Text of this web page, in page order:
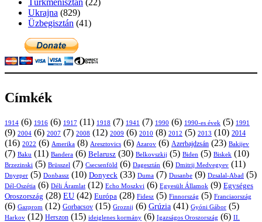
Ukrajna (829)
Üzbegisztán (41)
Címkék
1914 (6) 1916 (6) 1917 (11) 1918 (7) 1941 (7) 1990 (6) 1990-es évek (5) 1991
(9) 2004 (6) 2007 (7) 2008 (12) 2009 (6) 2010 (8) 2012 (5) 2013 (10) 2014
(16) 2022 (6) Amerika (8) Aresztovics (6) Azarov (6) Azerbajdzsán (23) Bakijev
(7) Baku (11) Bandera (6) Belarusz (30) Belkovszkij (5) Biden (5) Biskek (10)
Brzezinski (5) Brüsszel (7) Csecsenföld (6) Dagesztán (6) Dmitrij Medvegyev (11)
Dnyeper (5) Donbassz (10) Donyeck (33) Duma (7) Dusanbe (9) Dzsalal-Abad (5)
Dél-Oszétia (6) Déli Áramlat (12) Echo Moszkvi (6) Egyesült Államok (9) Egységes
Oroszország (28) EU (42) Európa (28) Fidesz (5) Finnország (5) Franciaország
(6) Gazprom (12) Gorbacsov (15) Groznij (6) Grúzia (41) Gyóni Gábor (5)
Harkov (12) Herszon (15) ideiglenes kormány (6) Igazságos Oroszország (6) II.